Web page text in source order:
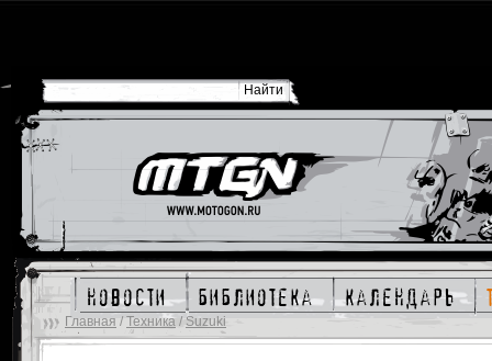
новости библиотека календарь
Главная /Техника /Suzuki